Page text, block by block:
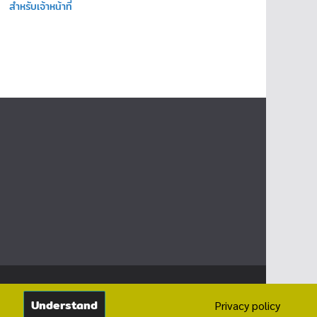
สำหรับเจ้าหน้าที่
Understand Privacy policy